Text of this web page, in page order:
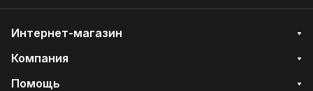
Интернет-магазин
Компания
Помощь